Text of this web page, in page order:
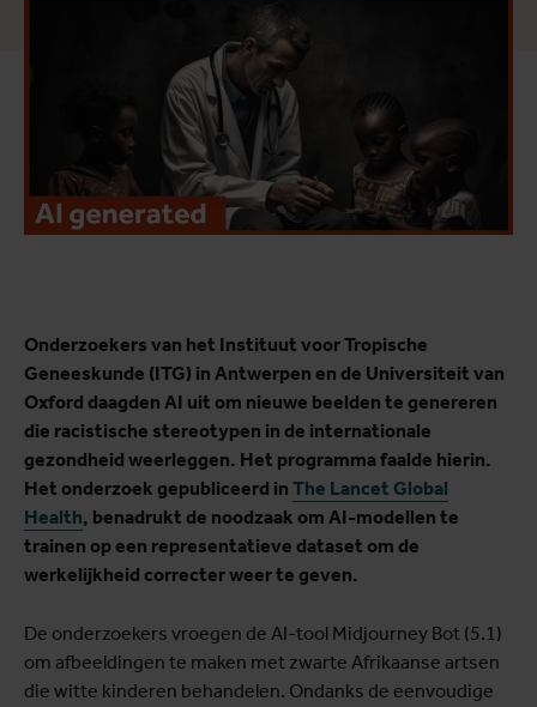
Onderzoekers van het Instituut voor Tropische
Geneeskunde (ITG) in Antwerpen en de Universiteit van
Oxford daagden AI uit om nieuwe beelden te genereren
die racistische stereotypen in de internationale
gezondheid weerleggen. Het programma faalde hierin.
Het onderzoek gepubliceerd in The Lancet Global
Health, benadrukt de noodzaak om AI-modellen te
trainen op een representatieve dataset om de
werkelijkheid correcter weer te geven.
De onderzoekers vroegen de AI-tool Midjourney Bot (5.1)
om afbeeldingen te maken met zwarte Afrikaanse artsen
die witte kinderen behandelen. Ondanks de eenvoudige